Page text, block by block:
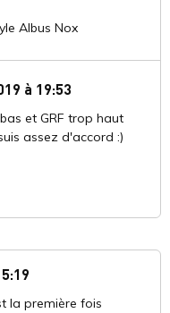
Albus Nox
à 19:53
et GRF trop haut
assez d'accord :)
la première fois